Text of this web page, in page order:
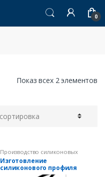
0
Показ всех 2 элементов
Производство силиконовых
уплотнений
Изготовление
силиконового профиля
уплотнитель дверной